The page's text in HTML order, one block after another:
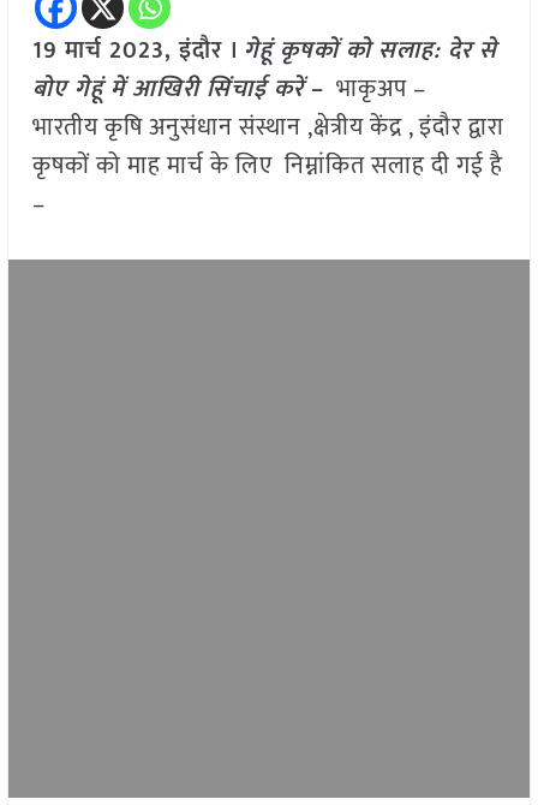
19 मार्च 2023, इंदौर । गेहूं कृषकों को सलाह: देर से
बोए गेहूं में आखिरी सिंचाई करें– भाकृअप –
भारतीय कृषि अनुसंधान संस्थान ,क्षेत्रीय केंद्र , इंदौर द्वारा
कृषकों को माह मार्च के लिए निम्नांकित सलाह दी गई है
–